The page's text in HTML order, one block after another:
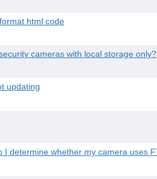
html code
cameras with local storage only?
updating
I determine whether my camera uses